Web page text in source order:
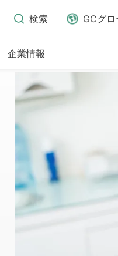
検索 GCグ
企業情報